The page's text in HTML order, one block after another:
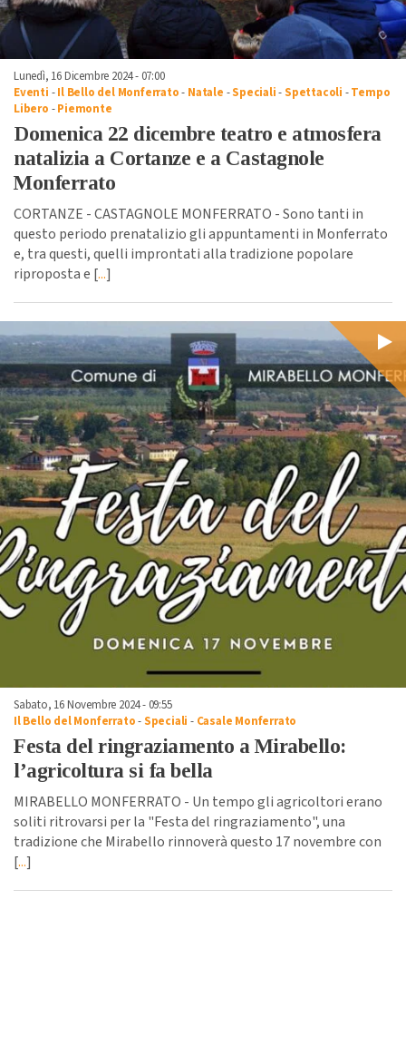
Lunedì, 16 Dicembre 2024 - 07:00
Eventi -Il Bello del Monferrato- Natale -Speciali-Spettacoli -Tempo
Libero -Piemonte
Domenica 22 dicembre teatro e atmosfera
natalizia a Cortanze e a Castagnole
Monferrato
CORTANZE - CASTAGNOLE MONFERRATO - Sono tanti in
questo periodo prenatalizio gli appuntamenti in Monferrato
e, tra questi, quelli improntati alla tradizione popolare
riproposta e [...]
Sabato, 16 Novembre 2024 - 09:55
Il Bello del Monferrato-Speciali - Casale Monferrato
Festa del ringraziamento a Mirabello:
l’agricoltura si fa bella
MIRABELLO MONFERRATO - Un tempo gli agricoltori erano
soliti ritrovarsi per la "Festa del ringraziamento", una
tradizione che Mirabello rinnoverà questo 17 novembre con
[...]